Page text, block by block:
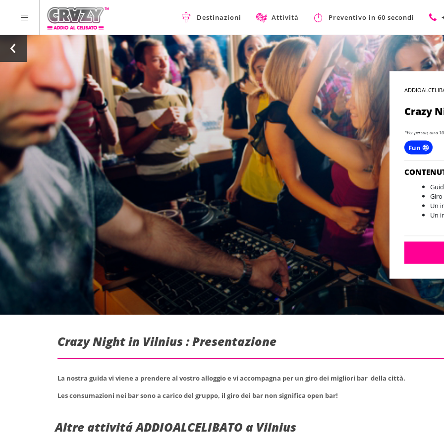
Destinazioni Attività Preventivo in 60 secondi
Crazy
*Per person, on a
Fun 🤪
Un
Un
Crazy Night in Vilnius : Presentazione
La nostra guida vi viene a prendere al vostro alloggio e vi accompagna per un giro dei migliori bar della città.
Les consumazioni nei bar sono a carico del gruppo, il giro dei bar non significa open bar!
Altre attivitá ADDIOALCELIBATO a Vilnius